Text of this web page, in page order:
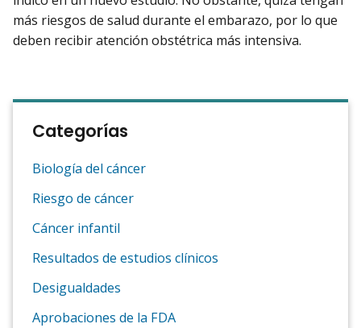
más riesgos de salud durante el embarazo, por lo que
deben recibir atención obstétrica más intensiva.
Categorías
Biología del cáncer
Riesgo de cáncer
Cáncer infantil
Resultados de estudios clínicos
Desigualdades
Aprobaciones de la FDA